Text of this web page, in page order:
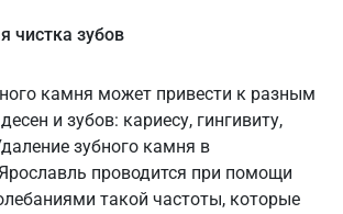
чистка зубов
камня может привести к разным
и зубов: кариесу, гингивиту,
зубного камня в
проводится при помощи
такой частоты, которые